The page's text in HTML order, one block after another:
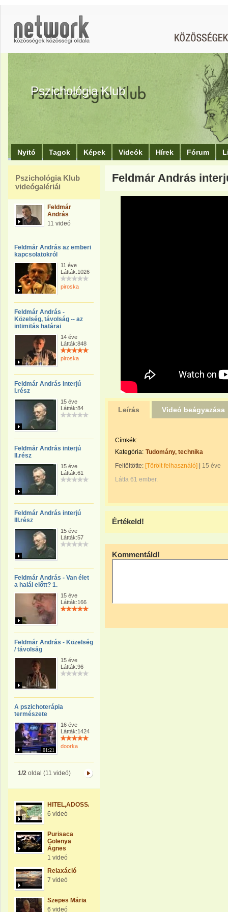
Pszichológia Klub
Nyitó Tagok Képek Videók Hírek Fórum
Pszichológia Klub
videógalériái
Feldmár
András
11 videó
Feldmár András az emberi
kapcsolatokról
11 éve
Látták:1026
piroska
Feldmár András -
Közelség, távolság -- az
intimitás határai
14 éve
Látták:848
piroska
Feldmár András interjú
I.rész
15 éve
Látták:84
Feldmár András interjú
II.rész
15 éve
Látták:61
Feldmár András interjú
III.rész
15 éve
Látták:57
Feldmár András - Van élet
a halál előtt? 1.
15 éve
Látták:166
Feldmár András - Közelség
/ távolság
15 éve
Látták:96
A pszichoterápia
természete
01:21
16 éve
Látták:1424
doorka
1/2 oldal (11 videó)
HITEL,ADOSSÁG
6 videó
Purisaca
Golenya
Ágnes
1 videó
Relaxáció
7 videó
Szepes Mária
6 videó
Feldmár András
Leírás Videó beágyazása
Címkék:
Kategória: Tudomány, technika
Feltöltötte: [Törölt felhasználó]
15 éve
Látta 61 ember.
Értékeld!
Kommentáld!